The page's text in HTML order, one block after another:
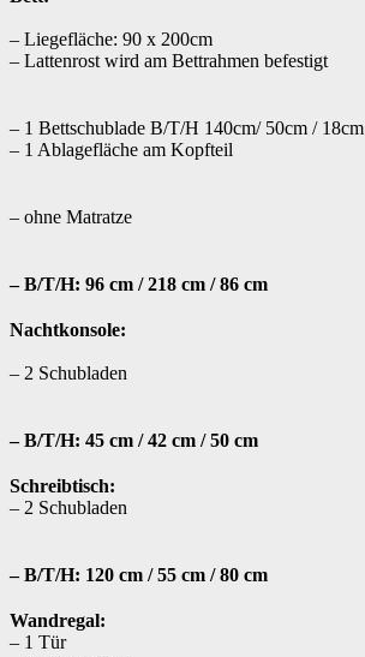
– Liegefläche: 90 x 200cm
– Lattenrost wird am Bettrahmen befestigt
– 1 Bettschublade B/T/H 140cm/ 50cm / 18cm
– 1 Ablagefläche am Kopfteil
– ohne Matratze
– B/T/H: 96 cm / 218 cm / 86 cm
Nachtkonsole:
– 2 Schubladen
– B/T/H: 45 cm / 42 cm / 50 cm
Schreibtisch:
– 2 Schubladen
– B/T/H: 120 cm / 55 cm / 80 cm
Wandregal:
– 1 Tür